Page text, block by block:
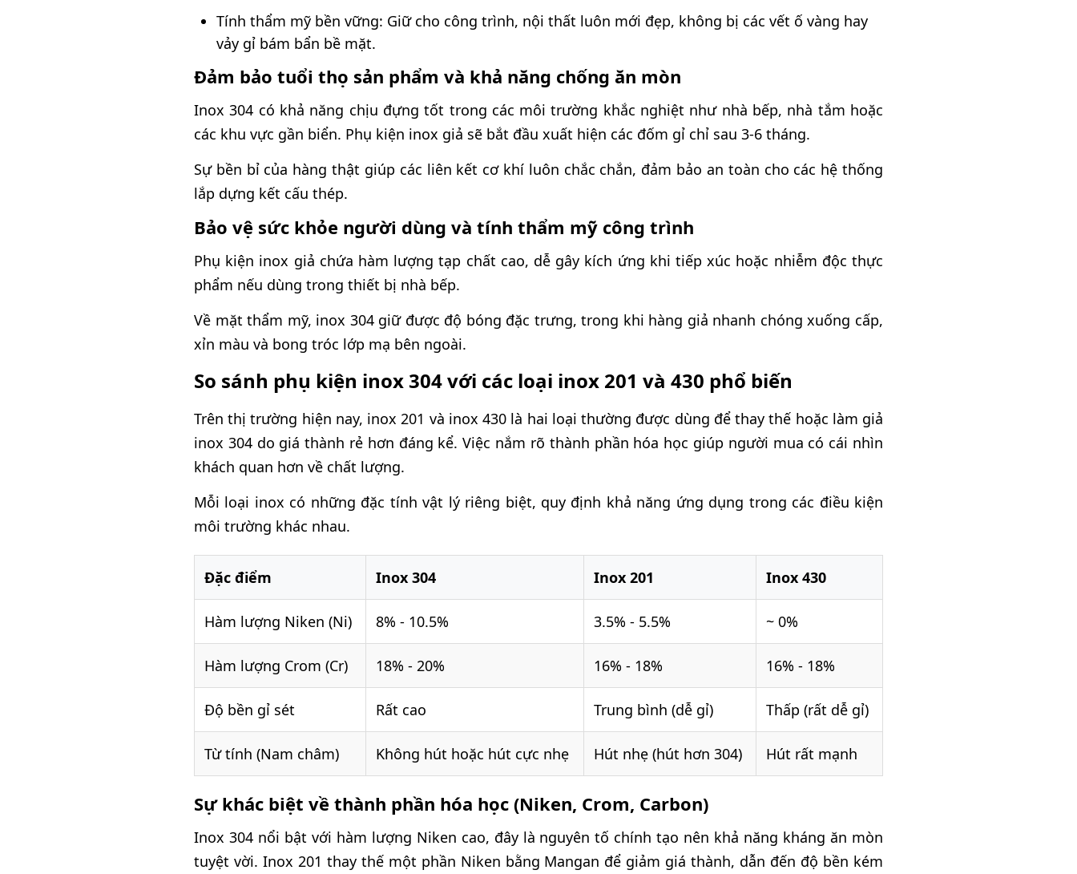
Tính thẩm mỹ bền vững: Giữ cho công trình, nội thất luôn mới đẹp, không bị các vết ố vàng hay
vảy gỉ bám bẩn bề mặt.
Đảm bảo tuổi thọ sản phẩm và khả năng chống ăn mòn
Inox 304 có khả năng chịu đựng tốt trong các môi trường khắc nghiệt như nhà bếp, nhà tắm hoặc
các khu vực gần biển. Phụ kiện inox giả sẽ bắt đầu xuất hiện các đốm gỉ chỉ sau 3-6 tháng.
Sự bền bỉ của hàng thật giúp các liên kết cơ khí luôn chắc chắn, đảm bảo an toàn cho các hệ thống
lắp dựng kết cấu thép.
Bảo vệ sức khỏe người dùng và tính thẩm mỹ công trình
Phụ kiện inox giả chứa hàm lượng tạp chất cao, dễ gây kích ứng khi tiếp xúc hoặc nhiễm độc thực
phẩm nếu dùng trong thiết bị nhà bếp.
Về mặt thẩm mỹ, inox 304 giữ được độ bóng đặc trưng, trong khi hàng giả nhanh chóng xuống cấp,
xỉn màu và bong tróc lớp mạ bên ngoài.
So sánh phụ kiện inox 304 với các loại inox 201 và 430 phổ biến
Trên thị trường hiện nay, inox 201 và inox 430 là hai loại thường được dùng để thay thế hoặc làm giả
inox 304 do giá thành rẻ hơn đáng kể. Việc nắm rõ thành phần hóa học giúp người mua có cái nhìn
khách quan hơn về chất lượng.
Mỗi loại inox có những đặc tính vật lý riêng biệt, quy định khả năng ứng dụng trong các điều kiện
môi trường khác nhau.
Đặc điểm Inox 304 Inox 201 Inox 430
Hàm lượng Niken (Ni) 8% - 10.5% 3.5% - 5.5% ~ 0%
Hàm lượng Crom (Cr) 18% - 20% 16% - 18% 16% - 18%
Độ bền gỉ sét Rất cao Trung bình (dễ gỉ) Thấp (rất dễ gỉ)
Từ tính (Nam châm) Không hút hoặc hút cực nhẹ Hút nhẹ (hút hơn 304) Hút rất mạnh
Sự khác biệt về thành phần hóa học (Niken, Crom, Carbon)
Inox 304 nổi bật với hàm lượng Niken cao, đây là nguyên tố chính tạo nên khả năng kháng ăn mòn
tuyệt vời. Inox 201 thay thế một phần Niken bằng Mangan để giảm giá thành, dẫn đến độ bền kém